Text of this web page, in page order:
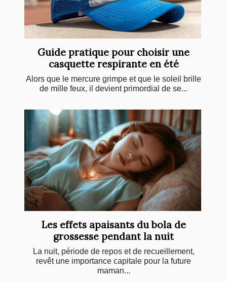
Guide pratique pour choisir une
casquette respirante en été
Alors que le mercure grimpe et que le soleil brille
de mille feux, il devient primordial de se...
Les effets apaisants du bola de
grossesse pendant la nuit
La nuit, période de repos et de recueillement,
revêt une importance capitale pour la future
maman...